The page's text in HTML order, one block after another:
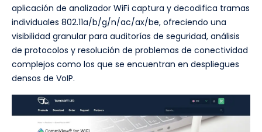
aplicación de analizador WiFi captura y decodifica tramas
individuales 802.11a/b/g/n/ac/ax/be, ofreciendo una
visibilidad granular para auditorías de seguridad, análisis
de protocolos y resolución de problemas de conectividad
complejos como los que se encuentran en despliegues
densos de VoIP.